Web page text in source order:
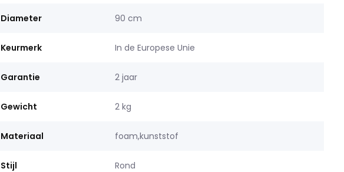
Diameter 90 cm
Keurmerk In de Europese Unie
Garantie 2 jaar
Gewicht 2 kg
Materiaal foam,kunststof
Stijl Rond